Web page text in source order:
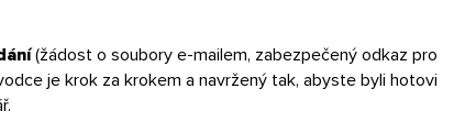
(žádost o soubory e-mailem, zabezpečený odkaz pro
je krok za krokem a navržený tak, abyste byli hotovi